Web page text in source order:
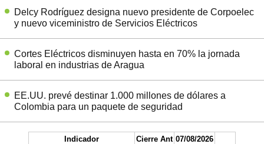
Delcy Rodríguez designa nuevo presidente de Corpoelec
y nuevo viceministro de Servicios Eléctricos
Cortes Eléctricos disminuyen hasta en 70% la jornada
laboral en industrias de Aragua
EE.UU. prevé destinar 1.000 millones de dólares a
Colombia para un paquete de seguridad
Indicador Cierre Ant 07/08/2026